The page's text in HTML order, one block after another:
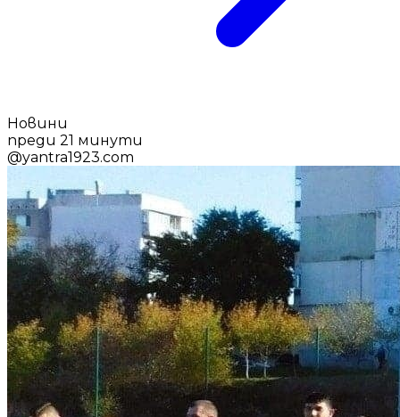
Новини
преди 21 минути
@yantra1923.com